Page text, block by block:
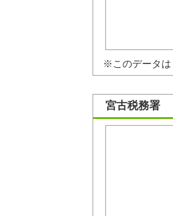
※このデータは
宮古税務署